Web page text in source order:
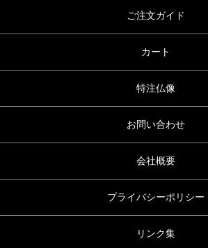
ご注文ガイド
カート
特注仏像
お問い合わせ
会社概要
プライバシーポリシー
リンク集